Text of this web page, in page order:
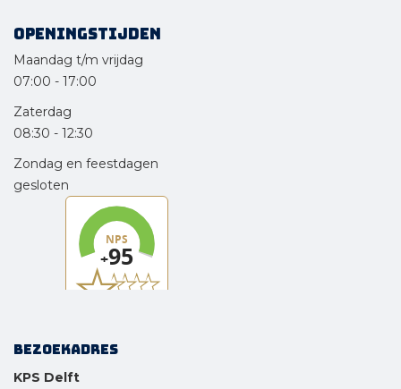
Openingstijden
Maandag t/m vrijdag
07:00 - 17:00
Zaterdag
08:30 - 12:30
Zondag en feestdagen
gesloten
Bezoekadres
KPS Delft